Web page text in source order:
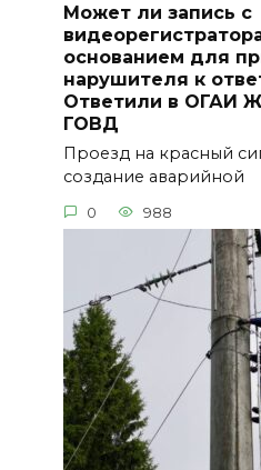
Может ли запись с
основанием для
нарушителя к
Ответили в ОГАИ
ГОВД
Проезд на красный
создание аварийной
0 988